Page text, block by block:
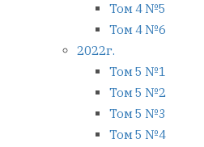
Том 4 №5
Том 4 №6
2022г.
Том 5 №1
Том 5 №2
Том 5 №3
Том 5 №4